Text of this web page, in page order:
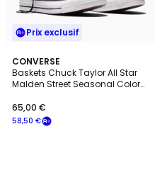
Prix exclusif
CONVERSE
Baskets Chuck Taylor All Star
Malden Street Seasonal Color
58,50 €
65,00 €